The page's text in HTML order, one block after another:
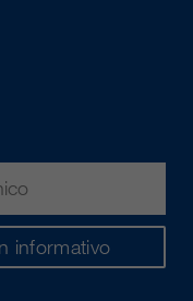
informativo